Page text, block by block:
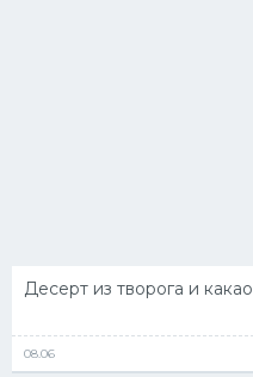
Десерт из творога и какао
08.06